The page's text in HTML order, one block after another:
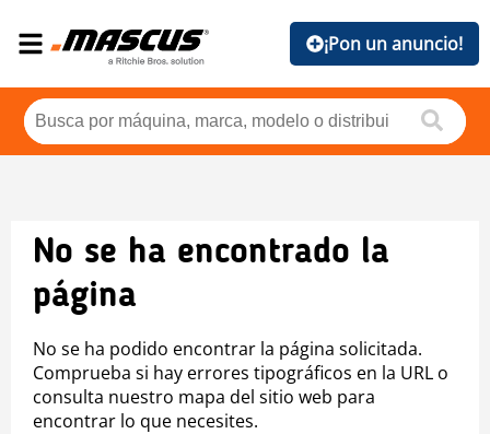
¡Pon un anuncio!
No se ha encontrado la
página
No se ha podido encontrar la página solicitada.
Comprueba si hay errores tipográficos en la URL o
consulta nuestro mapa del sitio web para
encontrar lo que necesites.